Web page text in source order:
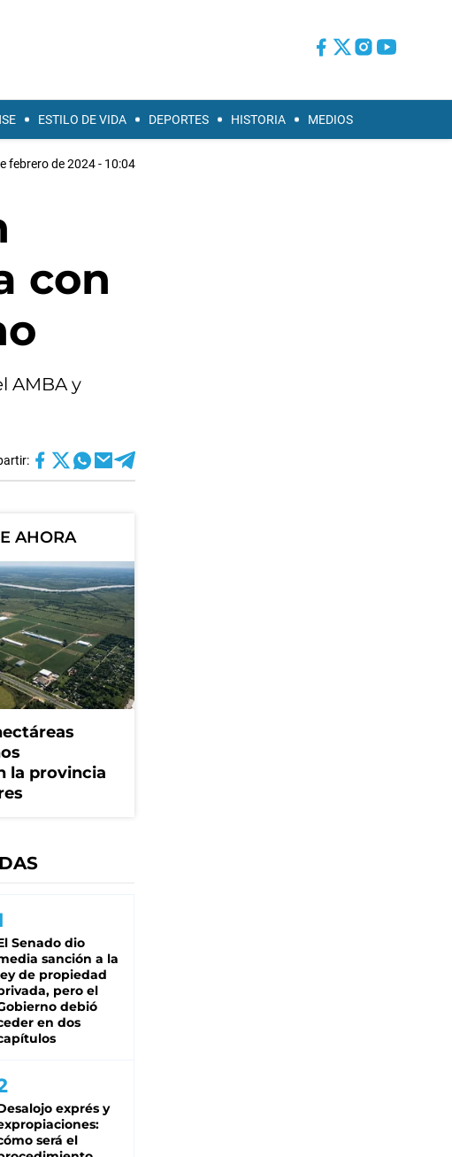
ESTILO DE VIDA DEPORTES HISTORIA MEDIOS
febrero de 2024 - 10:04
con
AMBA y
AHORA
la provincia
Senado dio
sanción a la
de propiedad
pero el
debió
en dos
exprés y
será el